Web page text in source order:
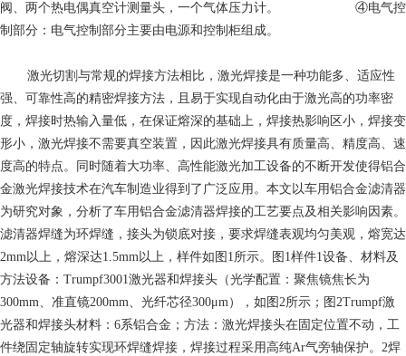
阀、两个热电偶真空计测量头，一个气体压力计。 ④电气控
制部分：电气控制部分主要由电源和控制柜组成。
激光切割 与常规的焊接方法相比，激光焊接是一种功能多、适应性
强、可靠性高的精密焊接方法，且易于实现自动化由于激光高的功率密
度，焊接时热输入量低，在保证熔深的基础上，焊接热影响区小，焊接变
形小，激光焊接不需要真空装置，因此激光焊接具有质量高、精度高、速
度高的特点。同时随着大功率、高性能激光加工设备的不断开发使得铝合
金激光焊接技术在汽车制造业得到了广泛应用。本文以车用铝合金滤清器
为研究对象，分析了车用铝合金滤清器焊接的工艺要点及相关影响因素。
滤清器焊缝为环焊缝，接头为锁底对接，要求焊缝表观均匀美观，熔宽达
2mm以上，熔深达1.5mm以上，样件如图1所示。图1样件1设备、材料及
方法设备：Trumpf3001激光器和焊接头（光学配置：聚焦镜焦长为
300mm、准直镜200mm、光纤芯径300μm），如图2所示；图2Trumpf激
光器和焊接头材料：6系铝合金；方法：激光焊接头在固定位置不动，工
件绕固定轴旋转实现环焊缝焊接，焊接过程采用高纯Ar气旁轴保护。2焊